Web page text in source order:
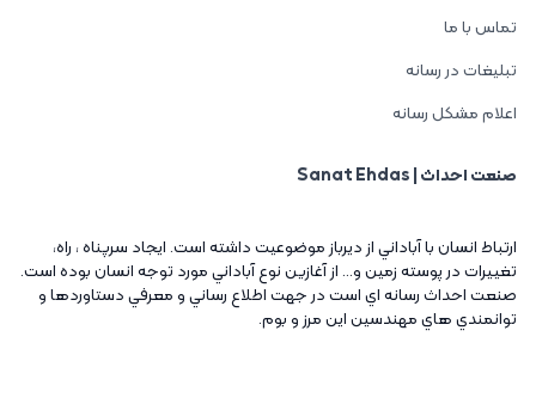
تماس با ما
تبلیغات در رسانه
اعلام مشکل رسانه
صنعت احداث | Sanat Ehdas
ارتباط انسان با آباداني از ديرباز موضوعيت داشته است. ايجاد سرپناه ، راه،
تغييرات در پوسته زمين و... از آغازين نوع آباداني مورد توجه انسان بوده است.
صنعت احداث رسانه اي است در جهت اطلاع رساني و معرفي دستاوردها و
توانمندي هاي مهندسين اين مرز و بوم.